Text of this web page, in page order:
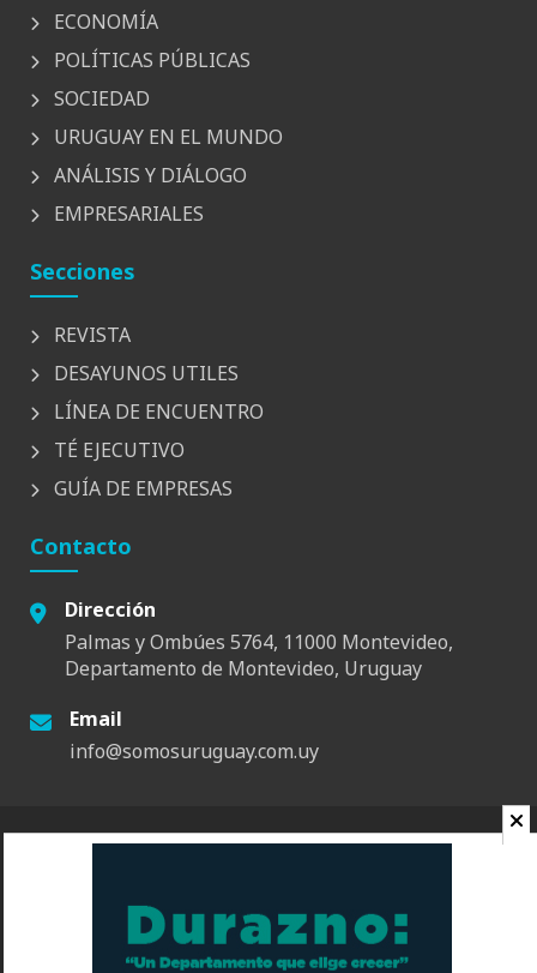
ECONOMÍA
POLÍTICAS PÚBLICAS
SOCIEDAD
URUGUAY EN EL MUNDO
ANÁLISIS Y DIÁLOGO
EMPRESARIALES
Secciones
REVISTA
DESAYUNOS UTILES
LÍNEA DE ENCUENTRO
TÉ EJECUTIVO
GUÍA DE EMPRESAS
Contacto
Dirección
Palmas y Ombúes 5764, 11000 Montevideo,
Departamento de Montevideo, Uruguay
Email
info@somosuruguay.com.uy
© 2026 Somos Uruguay. Todos los derechos reservados.